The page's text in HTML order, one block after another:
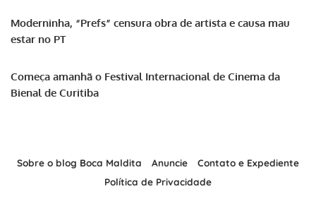
Moderninha, “Prefs” censura obra de artista e causa mau
estar no PT
Começa amanhã o Festival Internacional de Cinema da
Bienal de Curitiba
Sobre o blog Boca Maldita Anuncie
Contato e Expediente
Política de Privacidade